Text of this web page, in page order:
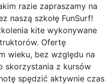
razie zapraszamy na
naszą szkołę FunSurf!
kite wykonywane
Ofertę
wieku, bez względu na
skorzystania z kursów
spędzić aktywnie czas